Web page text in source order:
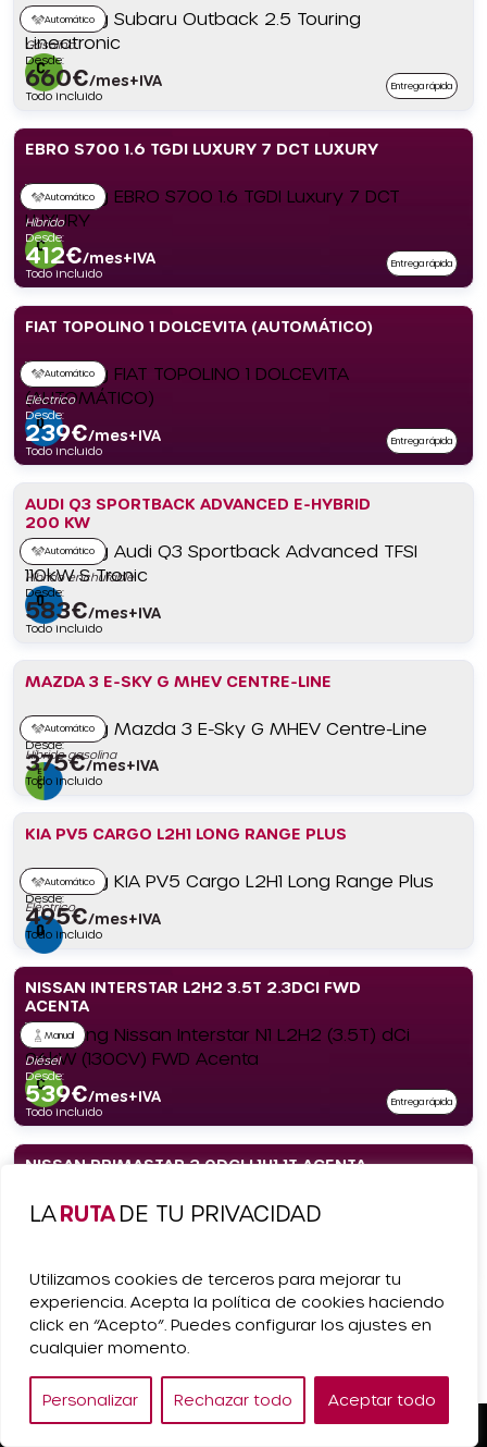
LARUTA DE TU PRIVACIDAD
Utilizamos cookies de terceros para mejorar tu
experiencia. Acepta la política de cookies haciendo
click en “Acepto”. Puedes configurar los ajustes en
cualquier momento.
Personalizar Rechazar todo Aceptar todo
Automático
Gasolina
Desde:
660€/mes+IVA
Todo incluido
Entrega rápida
EBRO S700 1.6 TGDI LUXURY 7 DCT LUXURY
Automático
Híbrido
Desde:
412€/mes+IVA
Todo incluido
Entrega rápida
FIAT TOPOLINO 1 DOLCEVITA (AUTOMÁTICO)
Automático
Eléctrico
Desde:
239€/mes+IVA
Todo incluido
Entrega rápida
AUDI Q3 SPORTBACK ADVANCED E-HYBRID
200 KW
Automático
Híbrido enchufable
Desde:
583€/mes+IVA
Todo incluido
MAZDA 3 E-SKY G MHEV CENTRE-LINE
Automático
Híbrido gasolina
Desde:
375€/mes+IVA
Todo incluido
KIA PV5 CARGO L2H1 LONG RANGE PLUS
Automático
Eléctrico
Desde:
495€/mes+IVA
Todo incluido
NISSAN INTERSTAR L2H2 3.5T 2.3DCI FWD
ACENTA
Manual
Diésel
Desde:
539€/mes+IVA
Todo incluido
Entrega rápida
NISSAN PRIMASTAR 2.0DCI L1H1 1T ACENTA
Manual
SKODA ELROQ 150KW (204CV) 63KWH
Desde:
505€/mes+IVA
Pedir Presupuesto